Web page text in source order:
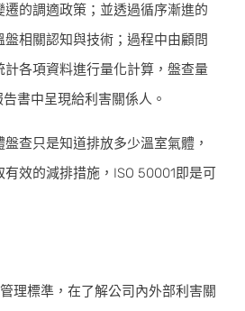
的調適政策；並透過循序漸進的
相關認知與技術；過程中由顧問
各項資料進行量化計算，盤查量
書中呈現給利害關係人。
查只是知道排放多少溫室氣體，
效的減排措施，ISO 50001即是可
理標準，在了解公司內外部利害關